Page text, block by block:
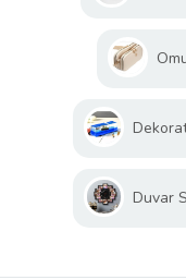
Duvar